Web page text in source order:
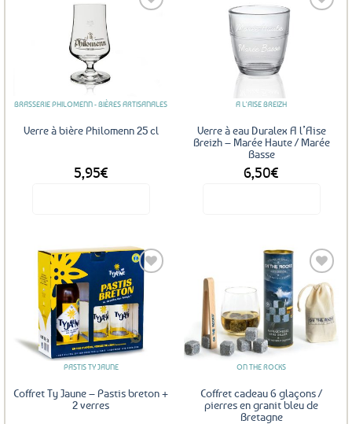
BRASSERIE PHILOMENN - BIÈRES ARTISANALES
Verre à bière Philomenn 25 cl
5,95€
A L'AISE BREIZH
Verre à eau Duralex A l’Aise
Breizh – Marée Haute / Marée
Basse
6,50€
Ajouter
aux
favoris
PASTIS TY JAUNE
Coffret Ty Jaune – Pastis breton +
2 verres
Ajouter
aux
favoris
ON THE ROCKS
Coffret cadeau 6 glaçons /
pierres en granit bleu de
Bretagne